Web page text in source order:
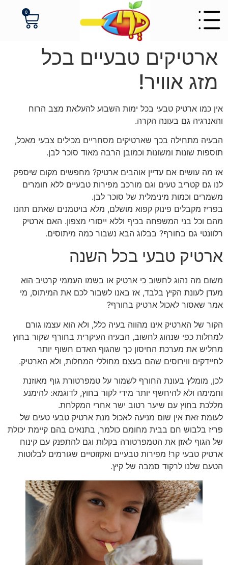
0
ארטיקים טבעיים בכל
מזג אוויר!
אין כמו ארטיק טבעי בכל ימות השבוע להעלאת מצב הרוח
והאנרגיה גם בעונה הקרה.
הבעיה מתחילה בכך שארטיקים מסחריים מכילים צבעי מאכל,
תוספות שונות ומשונות וכמובן הרבה מאוד סוכר לבן.
אז מה עושים אם עדיין אוהבים ארטיק? מחפשים מקום שיספק
לנו גם קטריב טעים וגם מורכב מפירות טבעיים ללא חומרים
משמרים וכמות מינימלית של סוכר לבן.
בפריז מקבלים פינוק קפוא מושלם, מלא בויטמנים שאתם תהנו
מהם וכל בני המשפחה בכיף וללא ייסורי מצפון. האם ארטיק
רלוונטי גם בחורף? בבלוג הבא נשבור כמה מיתוסים.
ארטיק טבעי בכל השנה
משום מה נהוג לחשוב כי ארטיק או בשמו העממי קרטיב הוא
מעדן לעונת הקיץ בלבד, אז באנו לשבור לכם את המיתוס, מי
אמר שאסור לאכול ארטיק בחורף?
הקור של הארטיק אינו מהווה בעיה כלל, ולא הוא עצמו גורם
למחלות כפי שנהוג לחשוב, הבעיה העיקרית בחורף שקור בחוץ
מחליש את מערכת החיסון כך שהגוף האדם חשוף יותר
לחיידקים ווירוסים שהם בעצם מחוללי המחלות, ולא הארטיק.
לכן, מומלץ בעונת החורף לשמור על טמפרטורת גוף מאוזנת
וחמימה ולא להיחשף יותר מידי לקור בחוץ, לדוגמא: להימנע
מללכת בחוץ עם שיער רטוב ישר אחרי המקלחת.
לעומת זאת אין שום מניעה לאכול מנת ארטיק טבעי טעים של
פריז בלבוש חם בבית מחומם כולמר, בתנאים בהם קיימת יכולת
של הגוף לאזן את הטמפרטורה בקלות וגם להתפנק עם קינוח
ארטיק טבעי קר! מפירות טבעיים ואקזוטיים שגורמים לבלוטות
הטעם שלנו לרקוד סמבה של קיץ.